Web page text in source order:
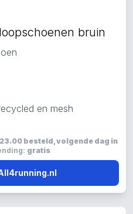
bruin
en mesh
besteld, volgende dag in
gratis